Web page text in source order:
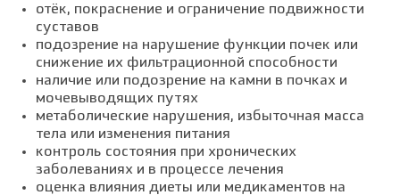
отёк, покраснение и ограничение подвижности
суставов
подозрение на нарушение функции почек или
снижение их фильтрационной способности
наличие или подозрение на камни в почках и
мочевыводящих путях
метаболические нарушения, избыточная масса
тела или изменения питания
контроль состояния при хронических
заболеваниях и в процессе лечения
оценка влияния диеты или медикаментов на